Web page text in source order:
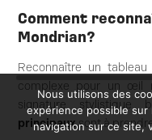
Comment
Mondrian?
Reconnaître un
complexe pour un œil
signature stylistique
principauxsont à
Nous utilisons des
expérience possible
navigation sur ce site,